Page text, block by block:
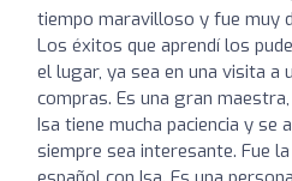
tiempo maravilloso y fue muy
Los éxitos que aprendí los
el lugar, ya sea en una visita a
compras. Es una gran
Isa tiene mucha paciencia y se
siempre sea interesante. Fue